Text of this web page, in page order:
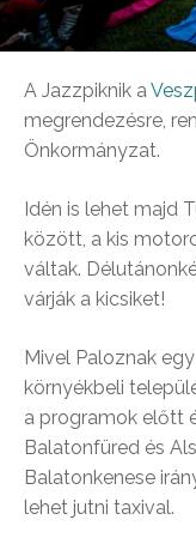
A Jazzpiknik a
megrendezésre,
Önkormányzat.
Idén is lehet majd
között, a kis
váltak.
várják a kicsiket!
Mivel Paloznak
környékbeli
a programok előtt
Balatonfüred és
Balatonkenese
lehet jutni taxival.